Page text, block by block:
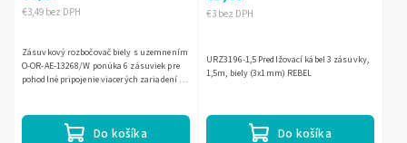
€3,49 bez DPH
Do košíka
Zásuvkový rozbočovač biely s uzemnením
O-OR-AE-13268/W ponúka 6 zásuviek pre
pohodlné pripojenie viacerých zariadení z
€3 bez DPH
Do košíka
URZ3196-1,5 Predlžovací kábel 3 zásuvky,
1,5m, biely (3x1mm) REBEL